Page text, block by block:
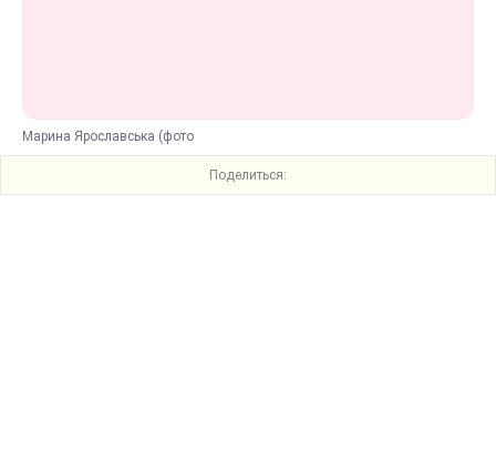
Марина Ярославська (фото
Поделиться: